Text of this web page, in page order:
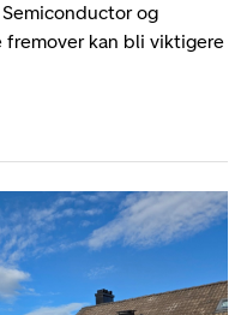
og
fremover kan bli viktigere